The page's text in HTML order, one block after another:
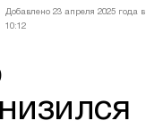
Добавлено 23 апреля 2025 года в
10:12